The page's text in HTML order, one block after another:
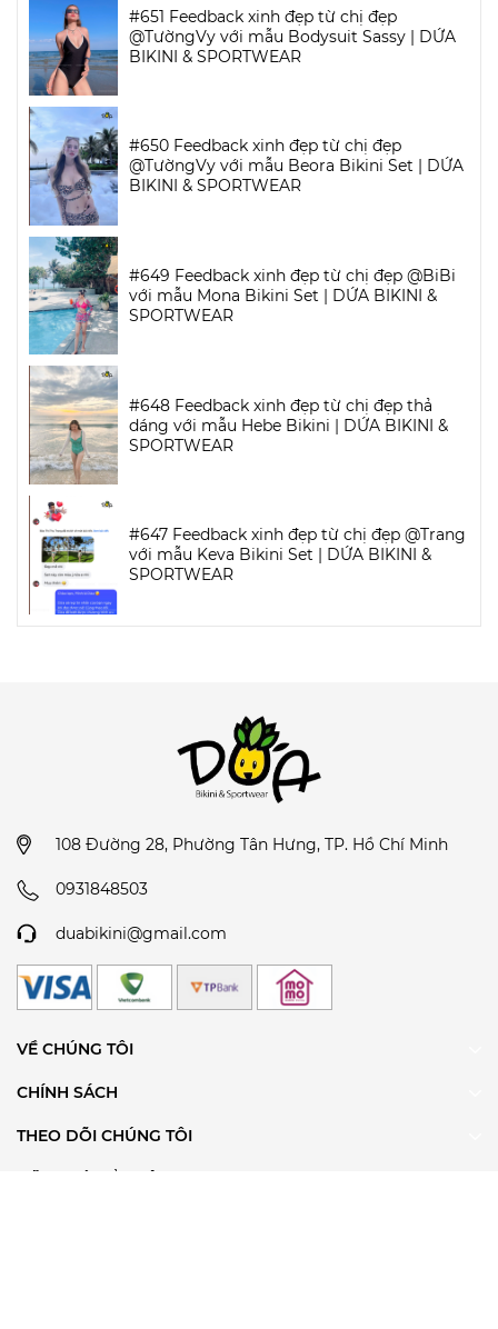
#651 Feedback xinh đẹp từ chị đẹp
@TườngVy với mẫu Bodysuit Sassy | DỨA
BIKINI & SPORTWEAR
#650 Feedback xinh đẹp từ chị đẹp
@TườngVy với mẫu Beora Bikini Set | DỨA
BIKINI & SPORTWEAR
#649 Feedback xinh đẹp từ chị đẹp @BiBi
với mẫu Mona Bikini Set | DỨA BIKINI &
SPORTWEAR
#648 Feedback xinh đẹp từ chị đẹp thả
dáng với mẫu Hebe Bikini | DỨA BIKINI &
SPORTWEAR
#647 Feedback xinh đẹp từ chị đẹp @Trang
với mẫu Keva Bikini Set | DỨA BIKINI &
SPORTWEAR
108 Đường 28, Phường Tân Hưng, TP. Hồ Chí Minh
0931848503
duabikini@gmail.com
VỀ CHÚNG TÔI
CHÍNH SÁCH
THEO DÕI CHÚNG TÔI